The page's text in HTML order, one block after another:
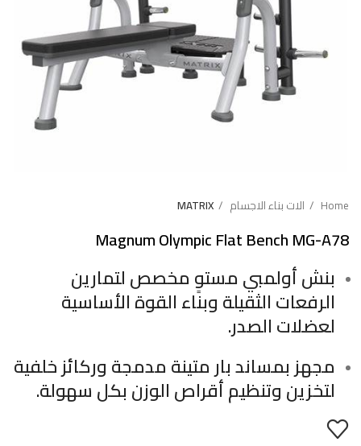
Home الات بناء الاجسام MATRIX
Magnum Olympic Flat Bench MG-A78
بنش أولمبي مستوٍ مخصص لتمارين
الرفعات الثقيلة وبناء القوة الأساسية
لعضلات الصدر.
مجهز بمساند بار متينة مدمجة وركائز خلفية
لتخزين وتنظيم أقراص الوزن بكل سهولة.